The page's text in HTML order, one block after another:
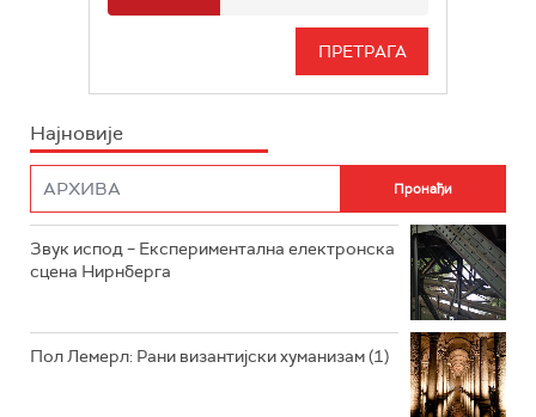
РАДИО БЕОГРАД 3
РАДИО РОКЕНРОЛЕР
РАДИО ЏЕЗЕР
ИНФО
Најновије
Звук испод – Експериментална електронска
сцена Нирнберга
Пол Лемерл: Рани византијски хуманизам (1)